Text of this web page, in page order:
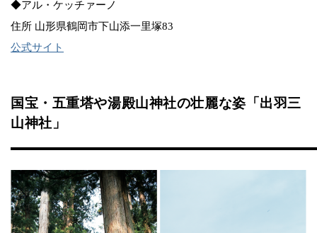
◆アル・ケッチァーノ
住所 山形県鶴岡市下山添一里塚83
公式サイト
国宝・五重塔や湯殿山神社の壮麗な姿「出羽三
山神社」